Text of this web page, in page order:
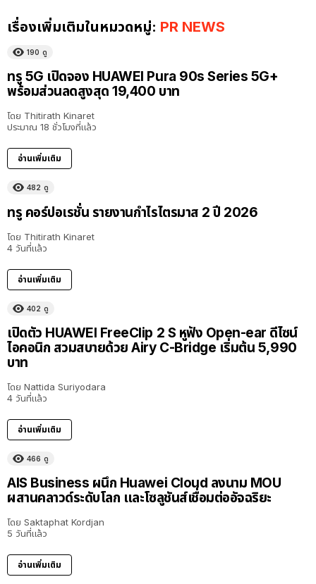
เรื่องเพิ่มเติมในหมวดหมู่: PR NEWS
190 ดู
ทรู 5G เปิดจอง HUAWEI Pura 90s Series 5G+
พร้อมส่วนลดสูงสุด 19,400 บาท
โดย Thitirath Kinaret
ประมาณ 18 ชั่วโมงที่แล้ว
อ่านเพิ่มเติม
482 ดู
ทรู คอร์ปอเรชั่น รายงานกำไรไตรมาส 2 ปี 2026
โดย Thitirath Kinaret
4 วันที่แล้ว
อ่านเพิ่มเติม
402 ดู
เปิดตัว HUAWEI FreeClip 2 S หูฟัง Open-ear ดีไซน์
ไอคอนิก สวมสบายด้วย Airy C-Bridge เริ่มต้น 5,990
บาท
โดย Nattida Suriyodara
4 วันที่แล้ว
อ่านเพิ่มเติม
466 ดู
AIS Business ผนึก Huawei Cloud ลงนาม MOU
ผสานคลาวด์ระดับโลก และโซลูชันส์เชื่อมต่ออัจฉริยะ
โดย Saktaphat Kordjan
5 วันที่แล้ว
อ่านเพิ่มเติม